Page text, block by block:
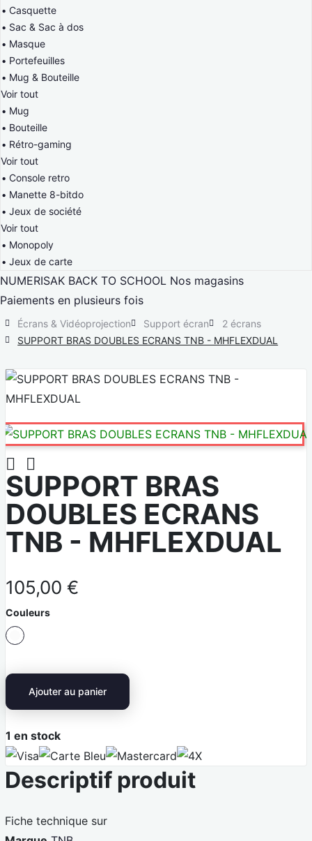
Casquette
Sac & Sac à dos
Masque
Portefeuilles
Mug & Bouteille
Voir tout
Mug
Bouteille
Rétro-gaming
Voir tout
Console retro
Manette 8-bitdo
Jeux de société
Voir tout
Monopoly
Jeux de carte
NUMERISAK BACK TO SCHOOL Nos magasins
Paiements en plusieurs fois
Écrans & Vidéoprojection Support écran
2 écrans
SUPPORT BRAS DOUBLES ECRANS TNB - MHFLEXDUAL
 
SUPPORT BRAS
DOUBLES ECRANS
TNB - MHFLEXDUAL
105,00 €
Couleurs
B
n
Ajouter au panier
1 en stock
V
i
s
C
a
M
a
4
Descriptif produit
Fiche technique sur